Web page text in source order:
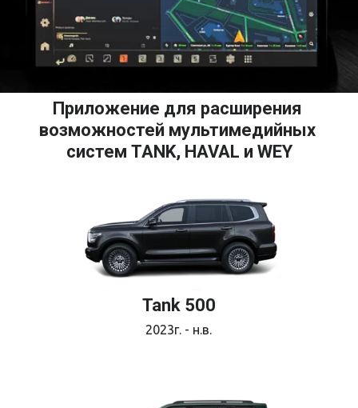
Приложение для расширения
возможностей мультимедийных
систем TANK, HAVAL и WEY
Tank 500
2023г. - н.в.